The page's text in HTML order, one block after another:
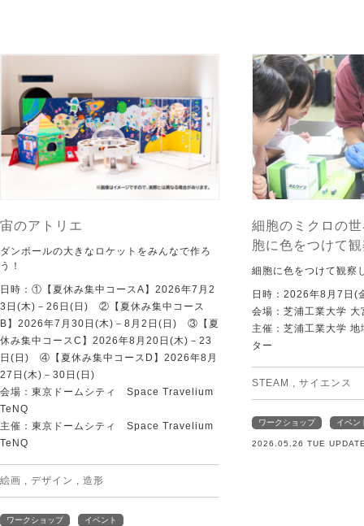
宙のアトリエ
ダンボールの大きなロケットをみんなで作ろ
う！
日時：①【夏休み集中コースA】2026年7月2
3日(木)－26日(日) ②【夏休み集中コース
B】2026年7月30日(木)－8月2日(日) ③【夏
休み集中コースC】2026年8月20日(木)－23
日(日) ④【夏休み集中コースD】2026年8月
27日(木)－30日(日)
会場：東京ドームシティ Space Travelium
TeNQ
主催：東京ドームシティ Space Travelium
TeNQ
絵画 , デザイン , 造形
ワークショップ イベント
細胞のミクロの
胞に色をつけて
細胞に色をつけて観察
日時：2026年8月7日(
会場：芝浦工業大学 大
主催：芝浦工業大学
ター
STEAM , サイエンス
ワークショップ イベン
2026.05.26 TUE